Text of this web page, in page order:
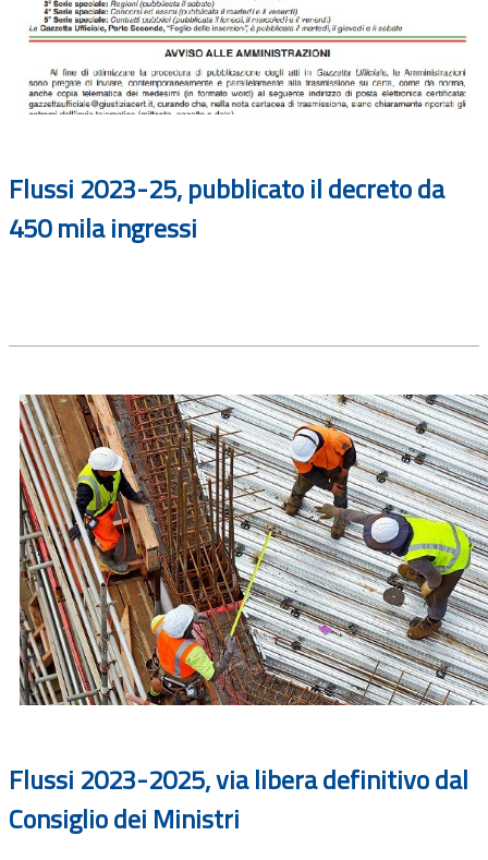
Flussi 2023-25, pubblicato il decreto da
450 mila ingressi
Flussi 2023-2025, via libera definitivo dal
Consiglio dei Ministri